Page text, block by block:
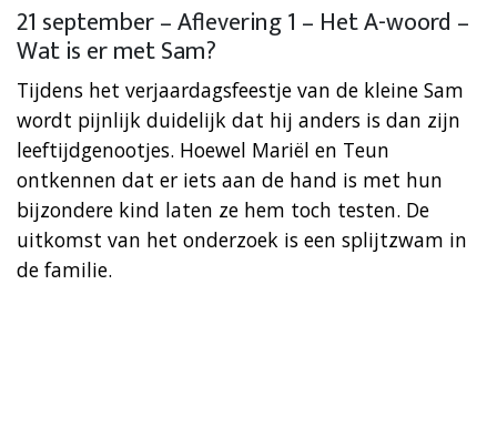
21 september – Aflevering 1 – Het A-woord –
Wat is er met Sam?
Tijdens het verjaardagsfeestje van de kleine Sam
wordt pijnlijk duidelijk dat hij anders is dan zijn
leeftijdgenootjes. Hoewel Mariël en Teun
ontkennen dat er iets aan de hand is met hun
bijzondere kind laten ze hem toch testen. De
uitkomst van het onderzoek is een splijtzwam in
de familie.